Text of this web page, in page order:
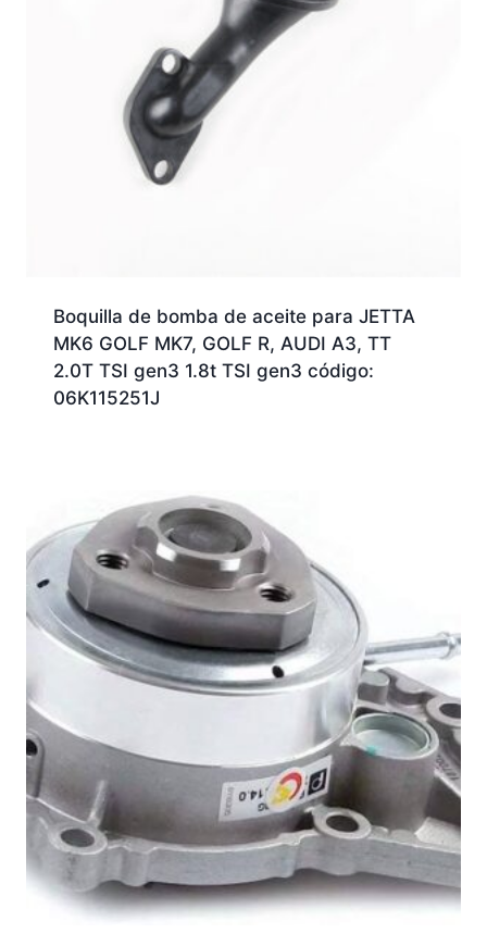
Boquilla de bomba de aceite para JETTA
MK6 GOLF MK7, GOLF R, AUDI A3, TT
2.0T TSI gen3 1.8t TSI gen3 código:
06K115251J